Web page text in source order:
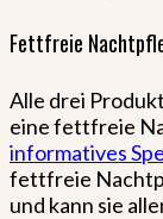
Fettfreie
Alle drei
eine fettfreie
informatives
fettfreie
und kann sie